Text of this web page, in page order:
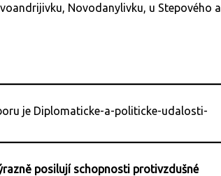
Novodanylivku, u Stepového a
posilují schopnosti protivzdušné